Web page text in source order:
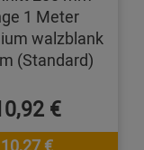
1 Meter
walzblank
(Standard)
€
10,27 €